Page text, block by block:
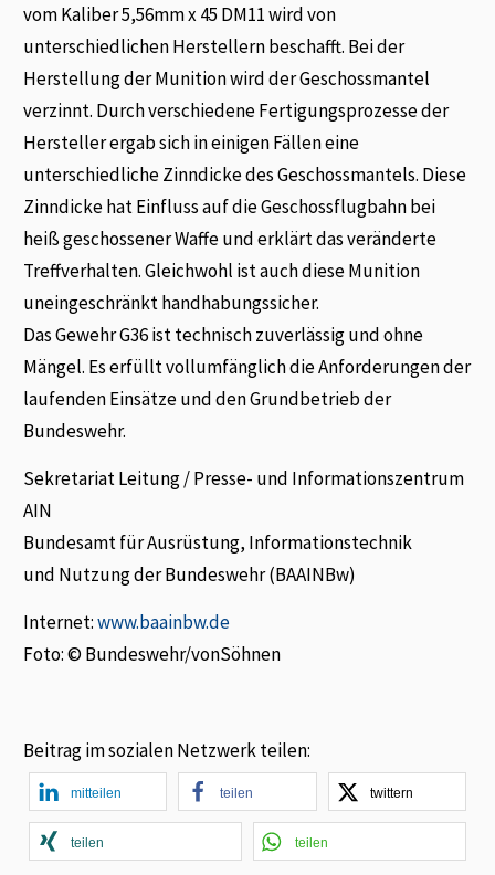
vom Kaliber 5,56mm x 45 DM11 wird von
unterschiedlichen Herstellern beschafft. Bei der
Herstellung der Munition wird der Geschossmantel
verzinnt. Durch verschiedene Fertigungsprozesse der
Hersteller ergab sich in einigen Fällen eine
unterschiedliche Zinndicke des Geschossmantels. Diese
Zinndicke hat Einfluss auf die Geschossflugbahn bei
heiß geschossener Waffe und erklärt das veränderte
Treffverhalten. Gleichwohl ist auch diese Munition
uneingeschränkt handhabungssicher.
Das Gewehr G36 ist technisch zuverlässig und ohne
Mängel. Es erfüllt vollumfänglich die Anforderungen der
laufenden Einsätze und den Grundbetrieb der
Bundeswehr.
Sekretariat Leitung / Presse- und Informationszentrum
AIN
Bundesamt für Ausrüstung, Informationstechnik
und Nutzung der Bundeswehr (BAAINBw)
Internet:www.baainbw.de
Foto: © Bundeswehr/vonSöhnen
Beitrag im sozialen Netzwerk teilen:
mitteilen teilen twittern
teilen teilen